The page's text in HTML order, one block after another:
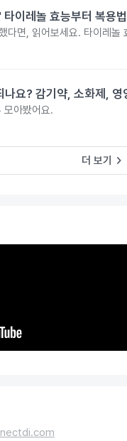
이레놀 효능부터 복용법
다면, 읽어보세요. 타이레놀
요? 감기약, 소화제, 영
모아봤어요.
더 보기 keyboard_arrow_right